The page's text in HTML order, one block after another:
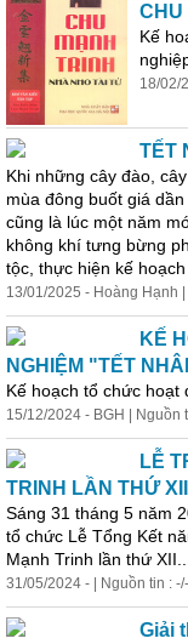
CHU
Kế
18/02/
TẾT
Khi những cây đào,
mùa đông buốt giá
cũng là lúc một năm
không khí tưng bừng
tộc, thực hiện kế
13/01/2025 - Hoàng Hạnh
KẾ
NGHIỆM "TẾT
Kế hoạch tổ chức hoạt
15/12/2024 - BGH | Nguồn
LỄ
TRINH LẦN THỨ
Sáng 31 tháng 5 năm
tổ chức Lễ Tổng Kết
Mạnh Trinh lần thứ XII....
31/05/2024 - | Nguồn tin : -/-
Giải